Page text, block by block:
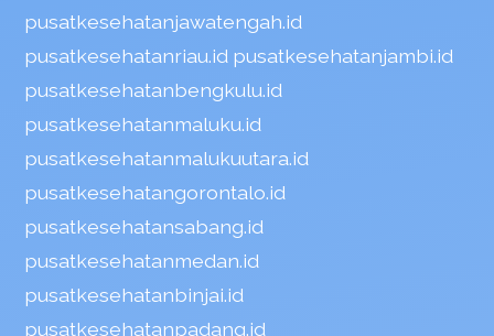
pusatkesehatanjawatengah.id
pusatkesehatanriau.id pusatkesehatanjambi.id
pusatkesehatanbengkulu.id
pusatkesehatanmaluku.id
pusatkesehatanmalukuutara.id
pusatkesehatangorontalo.id
pusatkesehatansabang.id
pusatkesehatanmedan.id
pusatkesehatanbinjai.id
pusatkesehatanpadang.id